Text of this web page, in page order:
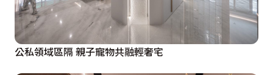
公私領域區隔 親子寵物共融輕奢宅